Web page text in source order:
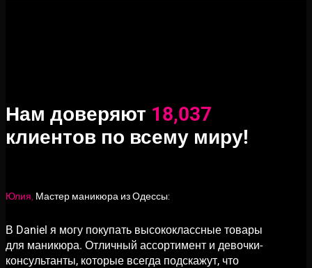
Нам доверяют 18,037
клиентов по всему миру!
Юлия, Мастер маникюра из Одессы:
В Daniel я могу покупать высококлассные товары
для маникюра. Отличный ассортимент и девочки-
консультанты, которые всегда подскажут, что